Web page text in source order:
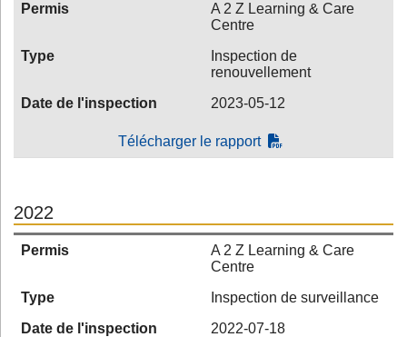
Permis
A 2 Z Learning & Care
Centre
Type
Inspection de
renouvellement
Date de l'inspection
2023-05-12
Télécharger le rapport
2022
Permis
A 2 Z Learning & Care
Centre
Type
Inspection de surveillance
Date de l'inspection
2022-07-18